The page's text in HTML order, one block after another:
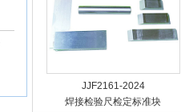
JJF2161-2024
焊接检验尺检定标准块